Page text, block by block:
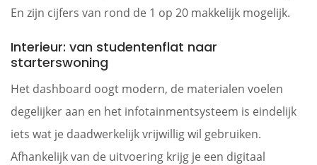
En zijn cijfers van rond de 1 op 20 makkelijk mogelijk.
Interieur: van studentenflat naar
starterswoning
Het dashboard oogt modern, de materialen voelen
degelijker aan en het infotainmentsysteem is eindelijk
iets wat je daadwerkelijk vrijwillig wil gebruiken.
Afhankelijk van de uitvoering krijg je een digitaal